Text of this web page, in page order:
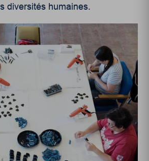
diversités humaines.